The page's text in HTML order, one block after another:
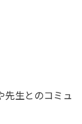
先生とのコミュ